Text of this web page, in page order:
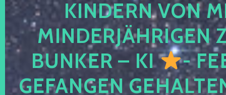
KINDERN VON
MINDERJÄHRIGEN
BUNKER – KI
-
GEFANGEN